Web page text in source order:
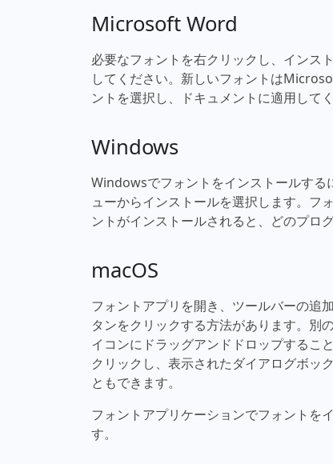
Microsoft Word
必要なフォントを右クリックし、イン
してください。新しいフォントは
ントを選択し、ドキュメントに適用してく
Windows
Windowsでフォントをインストールする
ューからインストールを選択します。フ
ントがインストールされると、どのプロ
macOS
フォントアプリを開き、ツールバーの追
タンをクリックする方法があります。別
イコンにドラッグアンドドロップするこ
クリックし、表示されたダイアログボッ
ともできます。
フォントアプリケーションでフォントを
す。